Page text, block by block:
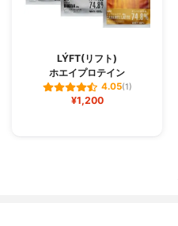
LÝFT(リフト)
ホエイプロテイン
4.05(1)
¥1,200